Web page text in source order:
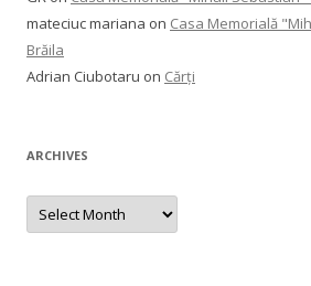
mateciuc mariana on Casa Memorială
Brăila
Adrian Ciubotaru on Cărți
ARCHIVES
Archives